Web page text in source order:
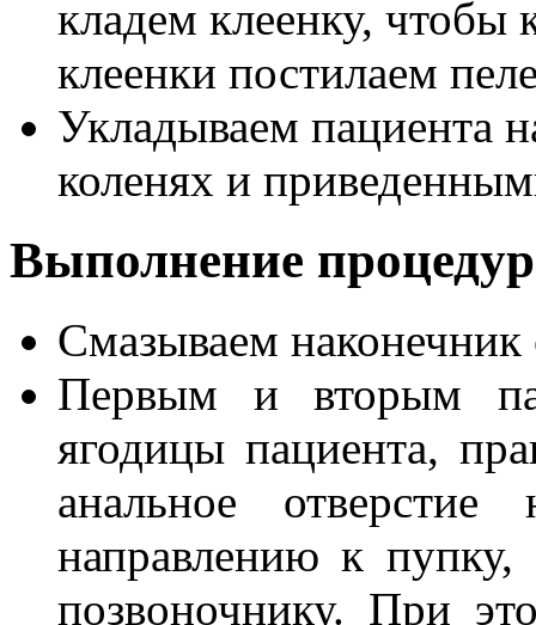
кладем клеенку, чтобы
клеенки постилаем
Укладываем пациента
коленях и
Выполнение
Смазываем
Первым и вторым
ягодицы пациента,
анальное
направлению к
позвоночнику. При